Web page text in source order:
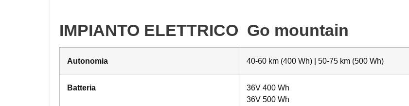
IMPIANTO ELETTRICO Go mountain
Autonomia 40-60 km (400 Wh) | 50-75 km (500 Wh)
Batteria
36V 400 Wh
36V 500 Wh